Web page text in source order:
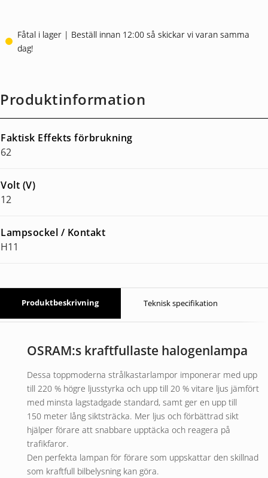
Fåtal i lager | Beställ innan 12:00 så skickar vi varan samma
dag!
Produktinformation
Faktisk Effekts förbrukning
62
Volt (V)
12
Lampsockel / Kontakt
H11
Produktbeskrivning Teknisk specifikation
OSRAM:s kraftfullaste halogenlampa
Dessa toppmoderna strålkastarlampor imponerar med upp
till 220 % högre ljusstyrka och upp till 20 % vitare ljus jämfört
med minsta lagstadgade standard, samt ger en upp till
150 meter lång siktsträcka. Mer ljus och förbättrad sikt
hjälper förare att snabbare upptäcka och reagera på
trafikfaror.
Den perfekta lampan för förare som uppskattar den skillnad
som kraftfull bilbelysning kan göra.